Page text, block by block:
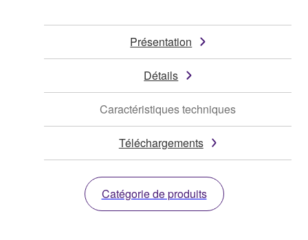
Présentation
Détails
Caractéristiques techniques
Téléchargements
Catégorie de produits